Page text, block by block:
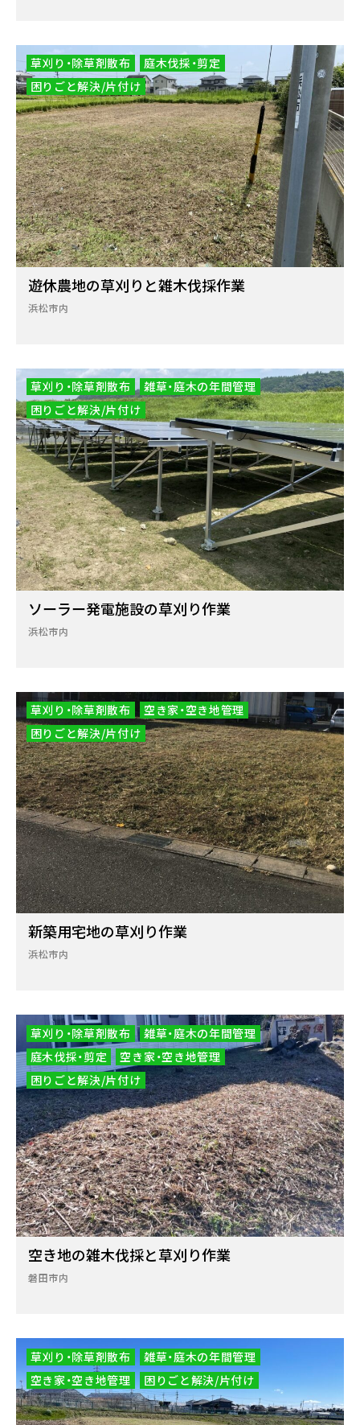
遊休農地の草刈りと雑木伐採作業
浜松市内
草刈り・除草剤散布
庭木伐採・剪定
困りごと解決/片付け
ソーラー発電施設の草刈り作業
浜松市内
草刈り・除草剤散布
雑草・庭木の年間管理
困りごと解決/片付け
新築用宅地の草刈り作業
浜松市内
草刈り・除草剤散布
空き家・空き地管理
困りごと解決/片付け
空き地の雑木伐採と草刈り作業
磐田市内
草刈り・除草剤散布
雑草・庭木の年間管理
庭木伐採・剪定
空き家・空き地管理
困りごと解決/片付け
草刈り・除草剤散布
雑草・庭木の年間管理
空き家・空き地管理
困りごと解決/片付け